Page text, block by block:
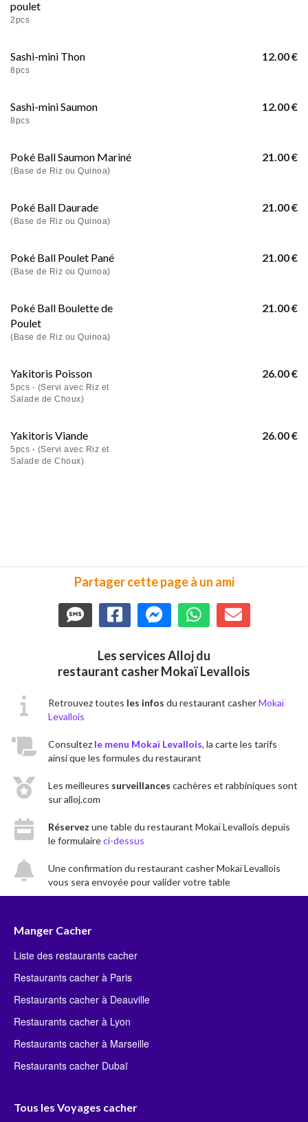
poulet
2pcs
12.00 €
Sashi-mini Thon
8pcs
12.00 €
Sashi-mini Saumon
8pcs
21.00 €
Poké Ball Saumon Mariné
(Base de Riz ou Quinoa)
21.00 €
Poké Ball Daurade
(Base de Riz ou Quinoa)
21.00 €
Poké Ball Poulet Pané
(Base de Riz ou Quinoa)
21.00 €
Poké Ball Boulette de
Poulet
(Base de Riz ou Quinoa)
26.00 €
Yakitoris Poisson
5pcs - (Servi avec Riz et
Salade de Choux)
26.00 €
Yakitoris Viande
5pcs - (Servi avec Riz et
Salade de Choux)
Partager cette page à un ami
Les services Alloj du
restaurant casher Mokaï Levallois
Retrouvez toutes les infos du restaurant casherMokaï
Levallois
Consultez le menu Mokaï Levallois, la carte les tarifs
ainsi que les formules du restaurant
Les meilleures surveillances cachères et rabbiniques sont
sur alloj.com
Réservez une table du restaurant Mokaï Levallois depuis
le formulaireci-dessus
Une confirmation du restaurant casher Mokaï Levallois
vous sera envoyée pour valider votre table
Manger Cacher
Liste des restaurants cacher
Restaurants cacher à Paris
Restaurants cacher à Deauville
Restaurants cacher à Lyon
Restaurants cacher à Marseille
Restaurants cacher Dubaï
Tous les Voyages cacher